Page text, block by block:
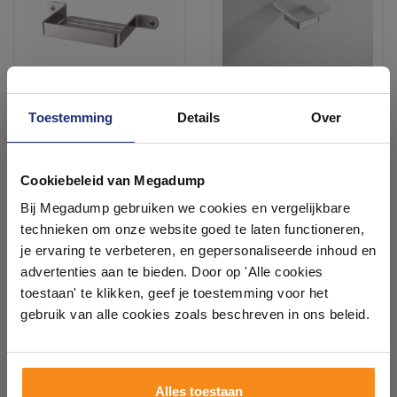
Toestemming Details Over
Cookiebeleid van Megadump
Bij Megadump gebruiken we cookies en vergelijkbare
technieken om onze website goed te laten functioneren,
je ervaring te verbeteren, en gepersonaliseerde inhoud en
advertenties aan te bieden. Door op 'Alle cookies
toestaan' te klikken, geef je toestemming voor het
gebruik van alle cookies zoals beschreven in ons beleid.
Alles toestaan
Zeephouder Haceka Ixi RVS
31,40
25,95
Meer info
37,93
31,35
Meer info
badkamers in onze 1000 m²
showroom
Laat je inspireren door 21 volledig ingerichte
badkameropstellingen – van compact tot luxe. Onze
ervaren adviseurs helpen je persoonlijk, en je vindt
tegels & sanitair direct uit voorraad. Gratis parkeren
op eigen terrein.